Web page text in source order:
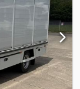
visiera
* Dimensione
il nostro
di esportazione -
di veicoli verso
inglese, tedesco,